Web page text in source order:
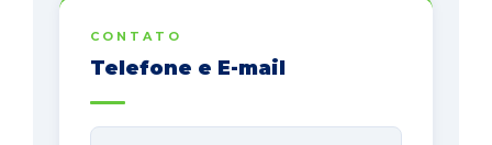
CONTATO
Telefone e E-mail